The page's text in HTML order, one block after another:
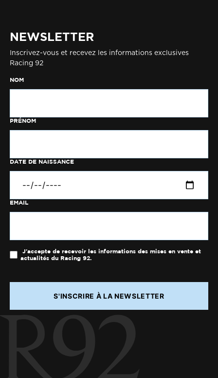
NEWSLETTER
Inscrivez-vous et recevez les informations exclusives
Racing 92
NOM
PRÉNOM
DATE DE NAISSANCE
EMAIL
J'accepte de recevoir les informations des mises en vente et
actualités du Racing 92.
S'INSCRIRE À LA NEWSLETTER